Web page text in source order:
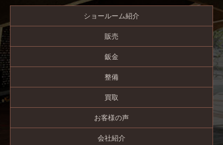
ショールーム紹介
販売
鈑金
整備
買取
お客様の声
会社紹介